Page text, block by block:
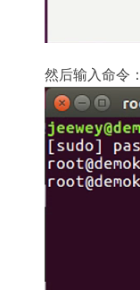
然后输入命令